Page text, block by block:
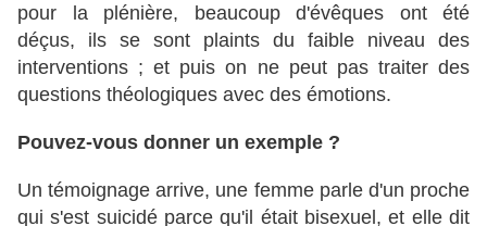
pour la plénière, beaucoup d'évêques ont été
déçus, ils se sont plaints du faible niveau des
interventions ; et puis on ne peut pas traiter des
questions théologiques avec des émotions.
Pouvez-vous donner un exemple ?
Un témoignage arrive, une femme parle d'un proche
qui s'est suicidé parce qu'il était bisexuel, et elle dit